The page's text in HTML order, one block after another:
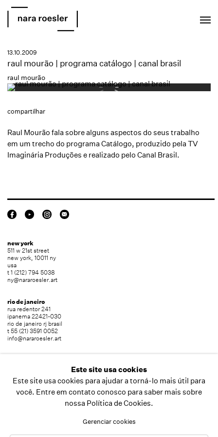
13.10.2009
raul mourão | programa catálogo | canal brasil
raul mourão
compartilhar
Raul Mourão fala sobre alguns aspectos do seus trabalho
em um trecho do programa Catálogo, produzido pela TV
Imaginária Produções e realizado pelo Canal Brasil.
new york
511 w 21st street
new york, 10011 ny
usa
t 1 (212) 794 5038
ny@nararoesler.art
rio de janeiro
rua redentor 241
ipanema 22421-030
rio de janeiro rj brasil
t 55 (21) 3591 0052
info@nararoesler.art
jardim europa 01449-001
são paulo sp brasil
t 55 (11) 2039 5454
info@nararoesler.art
Este site usa cookies
Este site usa cookies para ajudar a torná-lo mais útil para
você. Entre em contato conosco para saber mais sobre
nossa Política de Cookies.
Gerenciar cookies